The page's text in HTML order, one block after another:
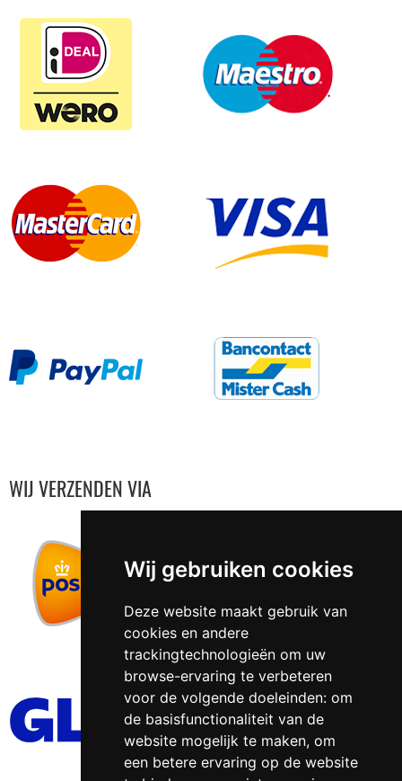
Wij gebruiken cookies
Deze website maakt gebruik van
cookies en andere
trackingtechnologieën om uw
browse-ervaring te verbeteren
voor de volgende doeleinden: om
de basisfunctionaliteit van de
website mogelijk te maken, om
een betere ervaring op de website
WIJ VERZENDEN VIA